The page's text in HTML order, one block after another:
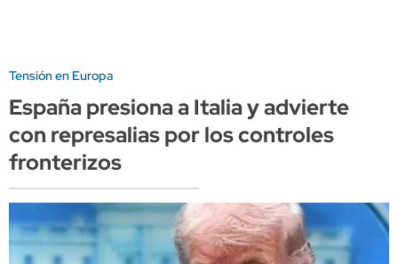
Tensión en Europa
España presiona a Italia y advierte
con represalias por los controles
fronterizos